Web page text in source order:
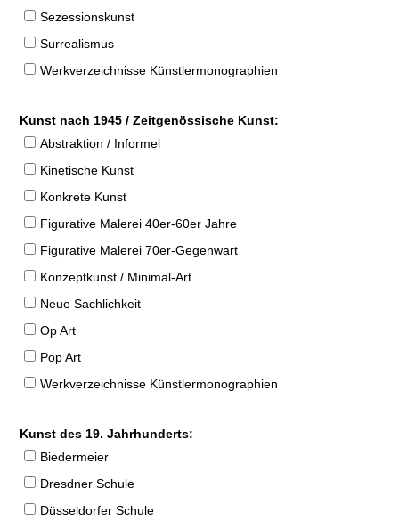
Sezessionskunst
Surrealismus
Werkverzeichnisse Künstlermonographien
Kunst nach 1945 / Zeitgenössische Kunst:
Abstraktion / Informel
Kinetische Kunst
Konkrete Kunst
Figurative Malerei 40er-60er Jahre
Figurative Malerei 70er-Gegenwart
Konzeptkunst / Minimal-Art
Neue Sachlichkeit
Op Art
Pop Art
Werkverzeichnisse Künstlermonographien
Kunst des 19. Jahrhunderts:
Biedermeier
Dresdner Schule
Düsseldorfer Schule